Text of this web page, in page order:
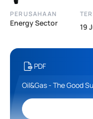
PERUSAHAAN
Energy Sector 19
PDF
Oil&Gas - The Good